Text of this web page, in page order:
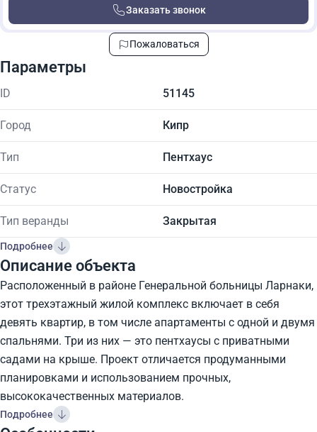
Заказать звонок
Пожаловаться
Параметры
ID 51145
Город Кипр
Тип Пентхаус
Статус Новостройка
Тип веранды Закрытая
Подробнее
Описание объекта
Расположенный в районе Генеральной больницы Ларнаки,
этот трехэтажный жилой комплекс включает в себя
девять квартир, в том числе апартаменты с одной и двумя
спальнями. Три из них — это пентхаусы с приватными
садами на крыше. Проект отличается продуманными
планировками и использованием прочных,
высококачественных материалов.
Подробнее